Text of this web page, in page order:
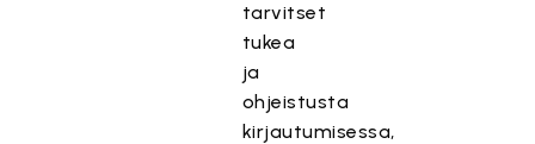
tarvitset
tukea
ja
ohjeistusta
kirjautumisessa,